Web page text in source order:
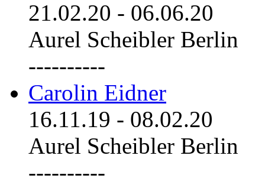
21.02.20 - 06.06.20
Aurel Scheibler Berlin
----------
Carolin Eidner
16.11.19 - 08.02.20
Aurel Scheibler Berlin
----------